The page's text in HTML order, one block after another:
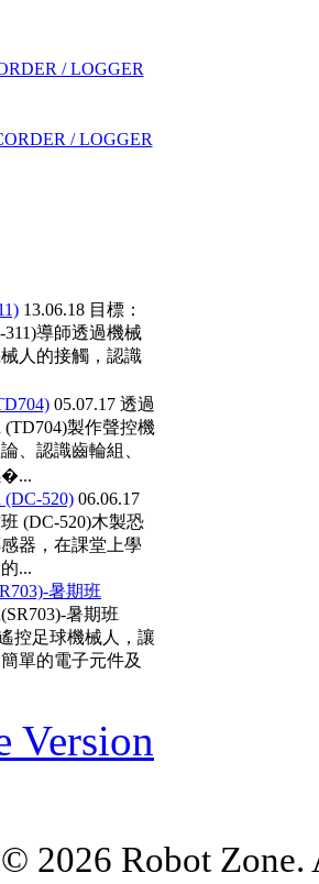
/ LOGGER
13.06.18 目標：
導師透過機械
人的接觸，認識
05.07.17 透過
製作聲控機
、認識齒輪組、
�...
520) 06.06.17
木製恐
器，在課堂上學
...
暑期班
控足球機械人，讓
單的電子元件及
Version
2026 Robot Zone.